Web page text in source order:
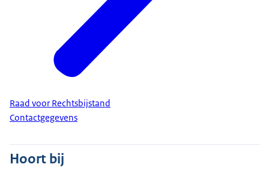
Raad voor Rechtsbijstand
Contactgegevens
Hoort bij